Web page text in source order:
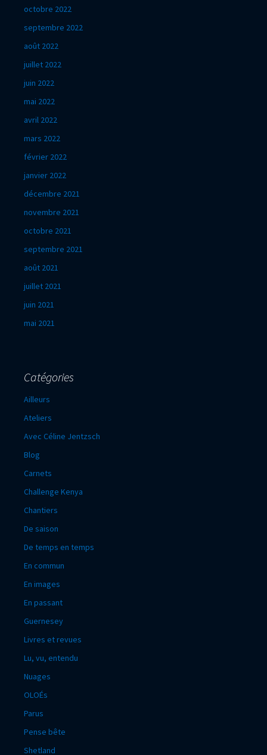
octobre 2022
septembre 2022
août 2022
juillet 2022
juin 2022
mai 2022
avril 2022
mars 2022
février 2022
janvier 2022
décembre 2021
novembre 2021
octobre 2021
septembre 2021
août 2021
juillet 2021
juin 2021
mai 2021
Catégories
Ailleurs
Ateliers
Avec Céline Jentzsch
Blog
Carnets
Challenge Kenya
Chantiers
De saison
De temps en temps
En commun
En images
En passant
Guernesey
Livres et revues
Lu, vu, entendu
Nuages
OLOÉs
Parus
Pense bête
Shetland